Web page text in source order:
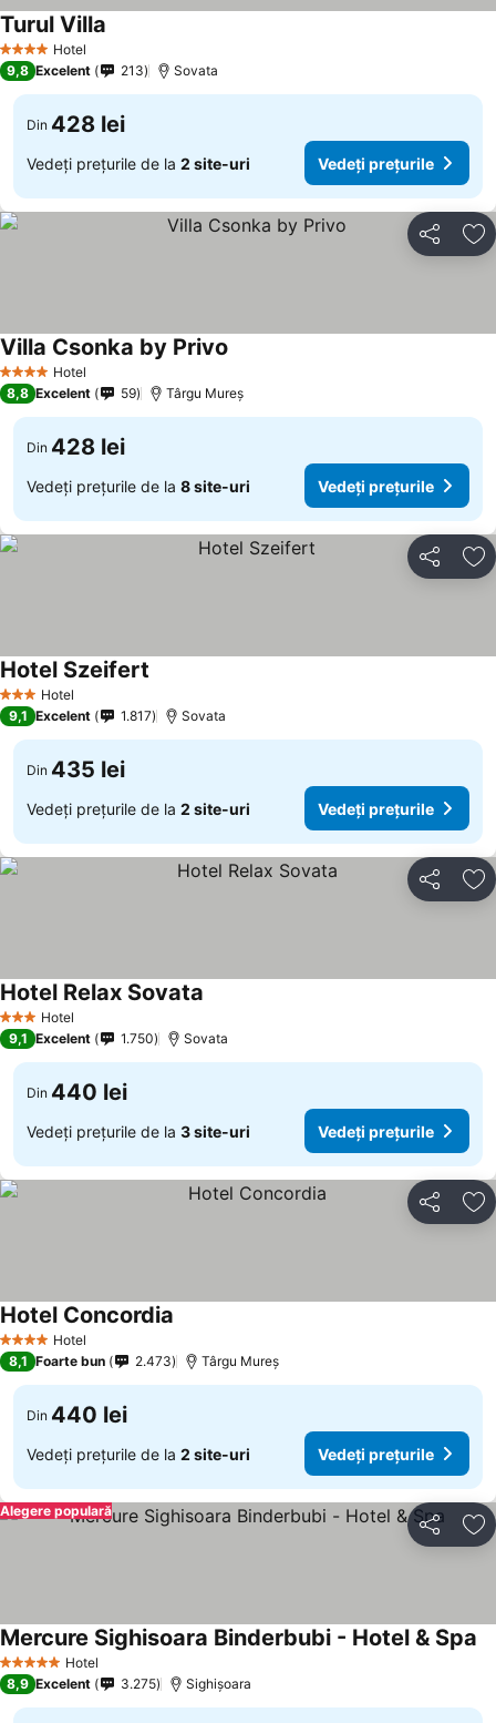
4 Stele Hotel
Turul Villa
9,8 Excelent 213 Sovata
Din 428 lei
Vedeți prețurile de la 2 site-uri Vedeți prețurile
Distribuiți
4 Stele Hotel
Villa Csonka by Privo
8,8 Excelent 59 Târgu Mureș
Din 428 lei
Vedeți prețurile de la 8 site-uri Vedeți prețurile
Distribuiți
3 SteleHotel
Hotel Szeifert
9,1 Excelent 1.817 Sovata
Din 435 lei
Vedeți prețurile de la 2 site-uri Vedeți prețurile
Distribuiți
3 SteleHotel
Hotel Relax Sovata
9,1 Excelent 1.750 Sovata
Din 440 lei
Vedeți prețurile de la 3 site-uri Vedeți prețurile
Distribuiți
4 Stele Hotel
Hotel Concordia
8,1 Foarte bun 2.473 Târgu Mureș
Din 440 lei
Vedeți prețurile de la 2 site-uri Vedeți prețurile
Distribuiți
Alegere populară
5 Stele Hotel
Mercure Sighisoara Binderbubi - Hotel & Spa
8,9 Excelent 3.275 Sighișoara